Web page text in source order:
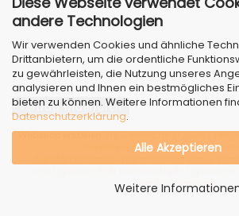
andere Technologien
Wir verwenden Cookies und ähnliche
Drittanbietern, um die ordentliche
zu gewährleisten, die Nutzung unseres
analysieren und Ihnen ein bestmögliches
bieten zu können. Weitere Informationen
Datenschutzerklärung.
Alle Akzeptieren
Weitere
Vertrag widerrufen
Webshop erstellenmit Gambio.de © 2026 |
Alle Preise inkl. MwSt. & zzgl.
Alle Markennamen, Warenzeichen sowie
der Beschreibung.